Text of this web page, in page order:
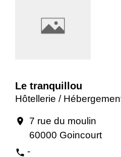
Le tranquillou
Hôtellerie /
location_on
7 rue du moulin
60000 Goincourt
phone -